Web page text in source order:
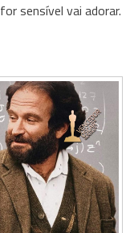
sensível vai adorar.